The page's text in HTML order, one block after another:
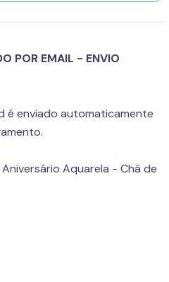
POR EMAIL - ENVIO
é enviado automaticamente
Aniversário Aquarela - Chá de